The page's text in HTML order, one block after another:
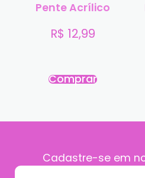
Pente Acrílico
R$ 12,99
Comprar
Cadastre-se em